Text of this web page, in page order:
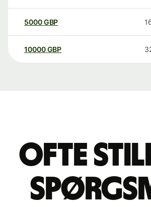
5000GBP
10000 GBP
Ofte